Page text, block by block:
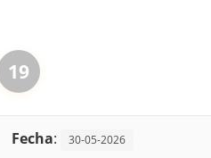
19
Fecha: 30-05-2026